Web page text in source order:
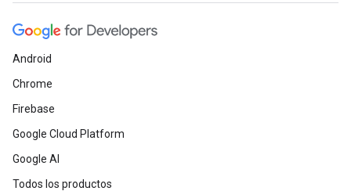
Android
Chrome
Firebase
Google Cloud Platform
Google AI
Todos los productos